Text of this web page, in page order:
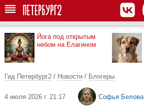
Йога под открытым
небом на Елагином
Гид Петербург2 / Новости / Блогеры
4 июля 2026 г. 21:17 Софья Белова